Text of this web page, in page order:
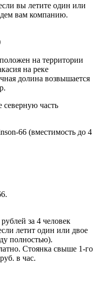
вы летите один или
вам компанию.
на территории
на реке
долина возвышается
северную часть
66 (вместимость до 4
за 4 человек
летит один или двое
полностью).
Стоянка свыше 1-го
в час.